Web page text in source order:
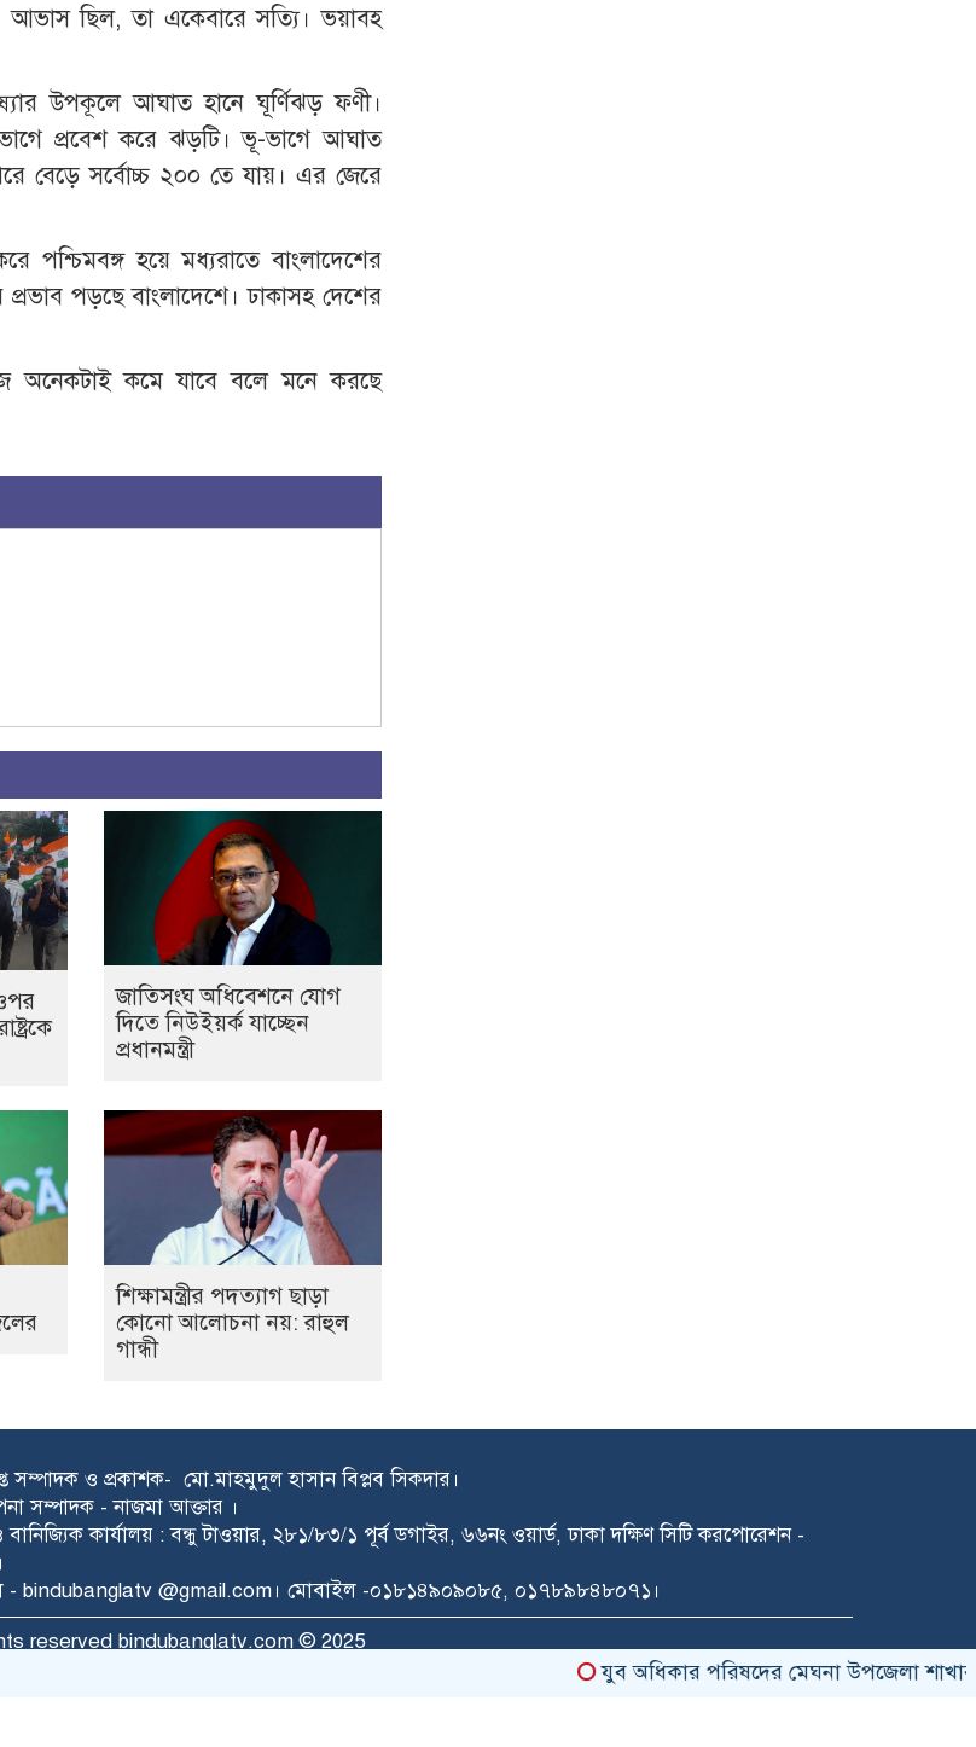
আভাস ছিল, তা একেবারে সত্যি। ভয়াবহ
উপকূলে আঘাত হানে ঘূর্ণিঝড় ফণী।
ভাগে প্রবেশ করে ঝড়টি। ভূ-ভাগে আঘাত
বেড়ে সর্বোচ্চ ২০০ তে যায়। এর জেরে
পশ্চিমবঙ্গ হয়ে মধ্যরাতে বাংলাদেশের
পড়ছে বাংলাদেশে। ঢাকাসহ দেশের
অনেকটাই কমে যাবে বলে মনে করছে
জাতিসংঘ অধিবেশনে যোগ
দিতে নিউইয়র্ক যাচ্ছেন
প্রধানমন্ত্রী
শিক্ষামন্ত্রীর পদত্যাগ ছাড়া
কোনো আলোচনা নয়: রাহুল
গান্ধী
সম্পাদক ও প্রকাশক- মো.মাহমুদুল হাসান বিপ্লব সিকদার।
সম্পাদক - নাজমা আক্তার ।
বানিজ্যিক কার্যালয় : বন্ধু টাওয়ার, ২৮১/৮৩/১ পূর্ব ডগাইর, ৬৬নং ওয়ার্ড, ঢাকা দক্ষিণ সিটি করপোরেশন -
- bindubanglatv @gmail.com। মোবাইল -০১৮১৪৯০৯০৮৫, ০১৭৮৯৮৪৮০৭১।
reserved bindubanglatv.com © 2025
যুব অধিকার পরিষদের মেঘনা উপজেলা শাখার